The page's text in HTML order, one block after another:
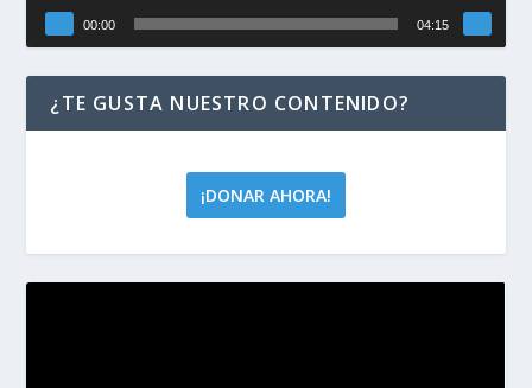
00:00 04:15
¿TE GUSTA NUESTRO CONTENIDO?
¡DONAR AHORA!